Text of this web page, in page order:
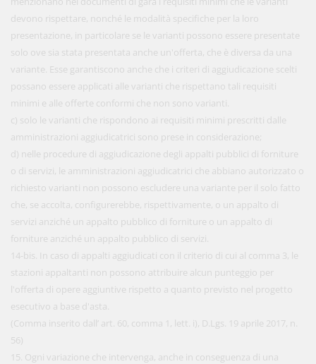
devono rispettare, nonché le modalità specifiche per la loro
presentazione, in particolare se le varianti possono essere presentate
solo ove sia stata presentata anche un'offerta, che è diversa da una
variante. Esse garantiscono anche che i criteri di aggiudicazione scelti
possano essere applicati alle varianti che rispettano tali requisiti
minimi e alle offerte conformi che non sono varianti.
c) solo le varianti che rispondono ai requisiti minimi prescritti dalle
amministrazioni aggiudicatrici sono prese in considerazione;
d) nelle procedure di aggiudicazione degli appalti pubblici di forniture
o di servizi, le amministrazioni aggiudicatrici che abbiano autorizzato o
richiesto varianti non possono escludere una variante per il solo fatto
che, se accolta, configurerebbe, rispettivamente, o un appalto di
servizi anziché un appalto pubblico di forniture o un appalto di
forniture anziché un appalto pubblico di servizi.
14-bis. In caso di appalti aggiudicati con il criterio di cui al comma 3, le
stazioni appaltanti non possono attribuire alcun punteggio per
l'offerta di opere aggiuntive rispetto a quanto previsto nel progetto
esecutivo a base d'asta.
(Comma inserito dall’ art. 60, comma 1, lett. i), D.Lgs. 19 aprile 2017, n.
56)
15. Ogni variazione che intervenga, anche in conseguenza di una